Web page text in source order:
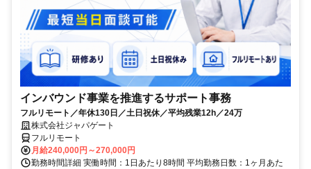
インバウンド事業を推進するサポート事務
フルリモート／年休130日／土日祝休／平均残業12h／24万
株式会社ジャパゲート
フルリモート
月給240,000円～270,000円
勤務時間詳細 実働時間：1日あたり8時間 平均勤務日数：1ヶ月あた